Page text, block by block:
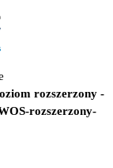
rozszerzony -
rozszerzony-